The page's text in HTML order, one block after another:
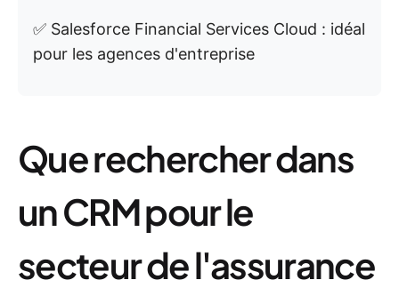
✅ Salesforce Financial Services Cloud : idéal
pour les agences d'entreprise
Que rechercher dans
un CRM pour le
secteur de l'assurance